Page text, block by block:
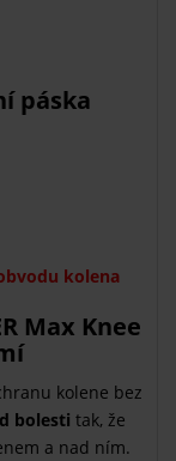
páska
kolena
Max Knee
kolene bez
bolesti tak, že
a nad ním.